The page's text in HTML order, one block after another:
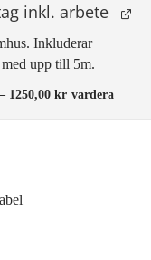
inkl. arbete
Inkluderar
upp till 5m.
– 1250,00 kr Prisintervall:
1025,00 kr
vardera